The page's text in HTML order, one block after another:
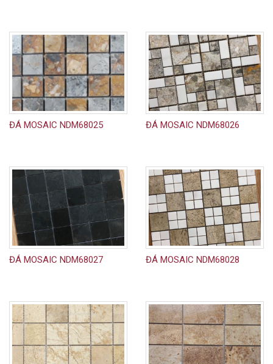
ĐÁ MOSAIC NDM68025 ĐÁ MOSAIC NDM68026
ĐÁ MOSAIC NDM68027 ĐÁ MOSAIC NDM68028